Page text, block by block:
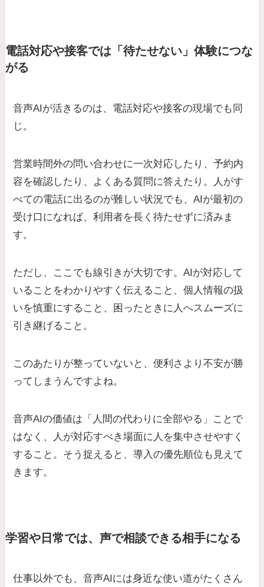
電話対応や接客では「待たせない」体験につな
がる
音声AIが活きるのは、電話対応や接客の現場でも同
じ。
営業時間外の問い合わせに一次対応したり、予約内
容を確認したり、よくある質問に答えたり。人がす
べての電話に出るのが難しい状況でも、AIが最初の
受け口になれば、利用者を長く待たせずに済みま
す。
ただし、ここでも線引きが大切です。AIが対応して
いることをわかりやすく伝えること、個人情報の扱
いを慎重にすること、困ったときに人へスムーズに
引き継げること。
このあたりが整っていないと、便利さより不安が勝
ってしまうんですよね。
音声AIの価値は「人間の代わりに全部やる」ことで
はなく、人が対応すべき場面に人を集中させやすく
すること。そう捉えると、導入の優先順位も見えて
きます。
学習や日常では、声で相談できる相手になる
仕事以外でも、音声AIには身近な使い道がたくさん